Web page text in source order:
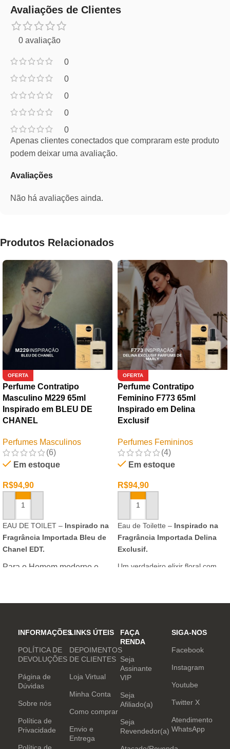
Avaliações de Clientes
0 avaliação
0
0
0
0
0
Avaliações
Não há avaliações ainda.
Apenas clientes conectados que compraram este produto
podem deixar uma avaliação.
Produtos Relacionados
OFERTA
Perfume Contratipo
Masculino M229 65ml
Inspirado em BLEU DE
CHANEL
Perfumes Masculinos
(6)
Em estoque
R$94,90
ADICIONAR AO CARRINHO
EAU DE TOILET – Inspirado na
Fragrância Importada Bleu de
Chanel EDT.
Para o Homem moderno e
inovar sempre, provocando
e determinação.
OFERTA
Perfume Contratipo
Feminino F773 65ml
Inspirado em Delina
Exclusif
Perfumes Femininos
(4)
Em estoque
R$94,90
ADICIONAR AO CARRINHO
Eau de Toilette – Inspirado na
Fragrância Importada Delina
Exclusif.
Um verdadeiro elixir floral com
INFORMAÇÕES
POLÍTICA DE
DEVOLUÇÕES
Página de
Dúvidas
Sobre nós
Política de
Privacidade
Política de
LINKS ÚTEIS
DEPOIMENTOS
DE CLIENTES
Loja Virtual
Minha Conta
Como comprar
Envio e
Entrega
FAÇA
RENDA
Seja
Assinante
VIP
Seja
Afiliado(a)
Seja
Revendedor(a)
SIGA-NOS
Facebook
Instagram
Youtube
Twitter X
Atendimento
WhatsApp